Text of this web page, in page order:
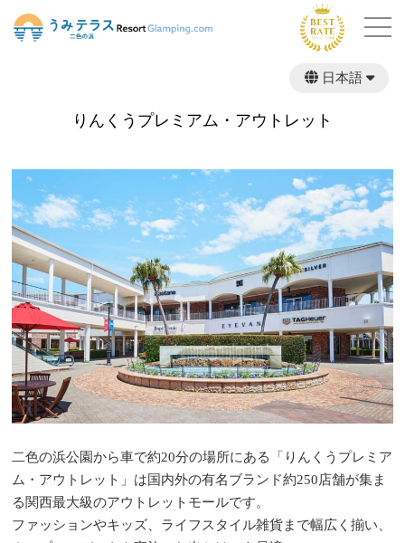
日本語
English
りんくうプレミアム・アウトレット
二色の浜公園から車で約20分の場所にある「りんくうプレミア
ム ・ アウトレット」は国内外の有名ブランド約250店舗が集ま
る関西最大級のアウトレットモールです。
ファッションやキッズ、ライフスタイル雑貨まで幅広く揃い、